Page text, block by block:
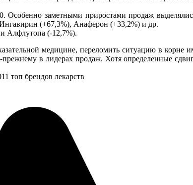
Особенно заметными приростами продаж
(+67,3%), Анаферон (+33,2%) и др.
Алфлутопа (-12,7%).
медицине, переломить ситуацию в корне
в лидерах продаж. Хотя определенные